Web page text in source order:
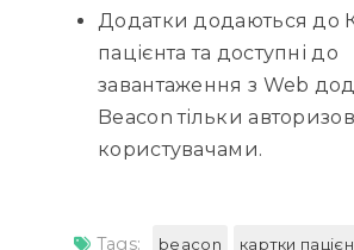
Додатки додаються до
пацієнта та доступні до
завантаження з Web
Beacon тільки
користувачами.
Tags: beacon картки